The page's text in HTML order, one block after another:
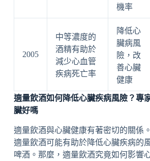
機率
2005
中等濃度的
酒精有助於
減少心血管
疾病死亡率
降低心
臟病風
險，改
善心臟
健康
適量飲酒如何降低心臟疾病風險？專
臟好嗎
適量飲酒與心臟健康有著密切的關係
適量飲酒可能有助於降低心臟疾病的
啤酒。那麼，適量飲酒究竟如何影響